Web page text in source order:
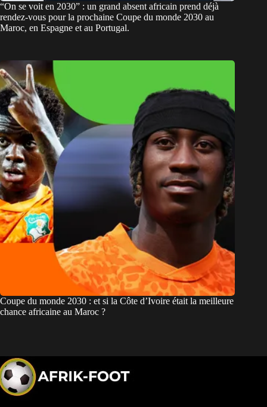
“On se voit en 2030” : un grand absent africain prend déjà
rendez-vous pour la prochaine Coupe du monde 2030 au
Maroc, en Espagne et au Portugal.
Coupe du monde 2030 : et si la Côte d’Ivoire était la meilleure
chance africaine au Maroc ?